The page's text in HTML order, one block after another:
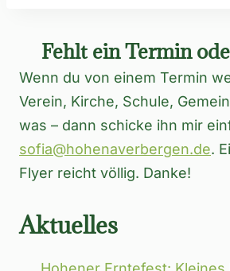
Fehlt ein Termin
Wenn du von einem Termin
Verein, Kirche, Schule,
was – dann schicke ihn mir
sofia@hohenaverbergen.de.
Flyer reicht völlig. Danke!
Aktuelles